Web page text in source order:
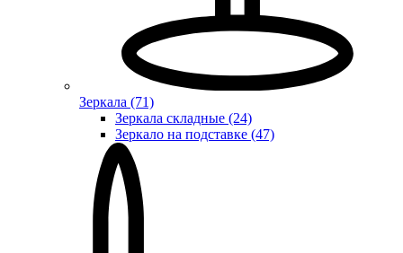
Зеркала (71)
Зеркала складные (24)
Зеркало на подставке (47)